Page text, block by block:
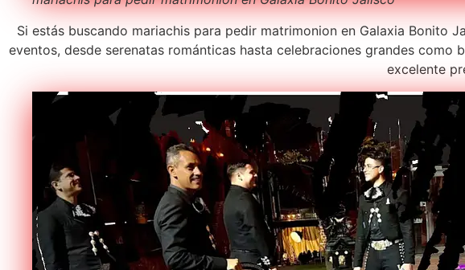
Si estás buscando mariachis para pedir matrimonion en Galaxia
eventos, desde serenatas románticas hasta celebraciones grandes
excelente